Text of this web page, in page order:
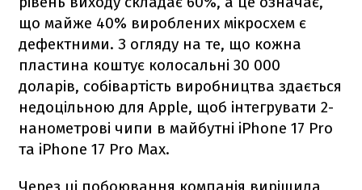
що майже 40% вироблених мікросхем є
дефектними. З огляду на те, що кожна
пластина коштує колосальні 30 000
доларів, собівартість виробництва здається
недоцільною для Apple, щоб інтегрувати 2-
нанометрові чипи в майбутні iPhone 17 Pro
та iPhone 17 Pro Max.
Через ці побоювання компанія вирішила